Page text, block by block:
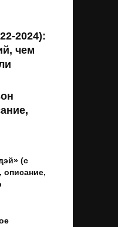
2024):
чем
(с
описание,